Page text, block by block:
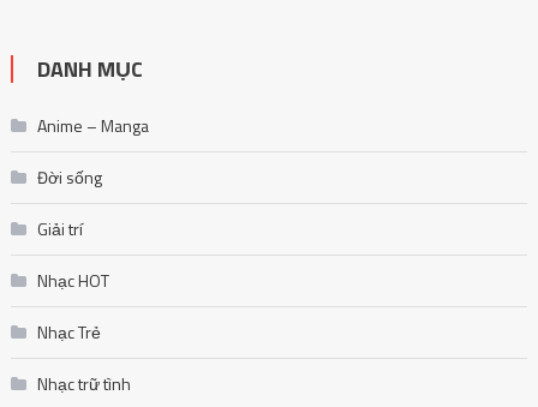
DANH MỤC
Anime – Manga
Đời sống
Giải trí
Nhạc HOT
Nhạc Trẻ
Nhạc trữ tình